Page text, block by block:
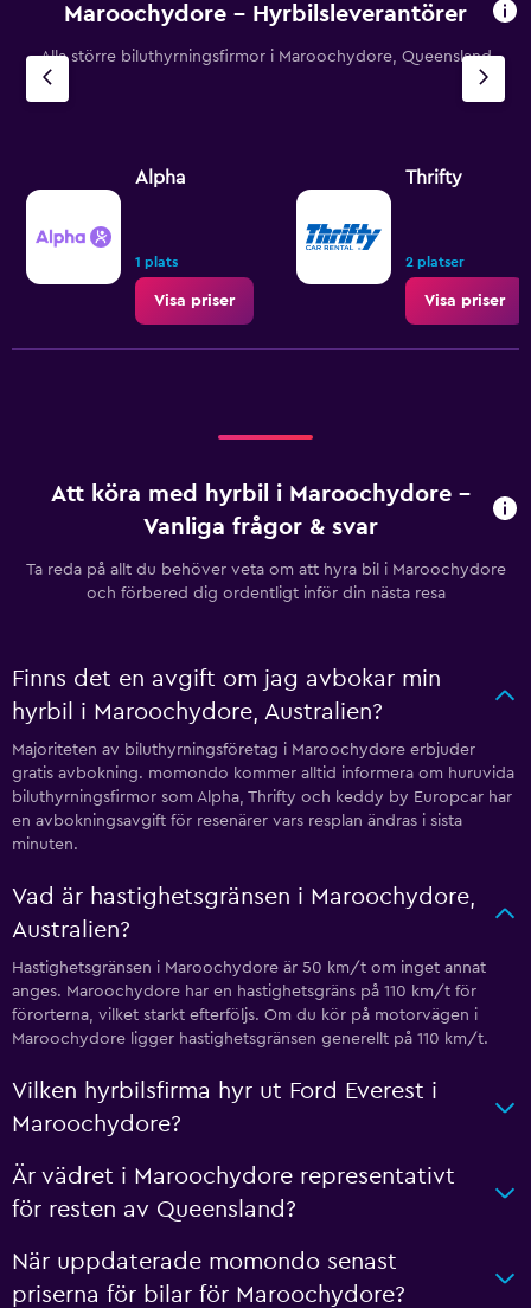
Maroochydore – Hyrbilsleverantörer
Alla större biluthyrningsfirmor i Maroochydore, Queensland
Alpha
1 plats
Visa priser
Thrifty
2 platser
Visa priser
Att köra med hyrbil i Maroochydore –
Vanliga frågor & svar
Ta reda på allt du behöver veta om att hyra bil i Maroochydore
och förbered dig ordentligt inför din nästa resa
Finns det en avgift om jag avbokar min
hyrbil i Maroochydore, Australien?
Majoriteten av biluthyrningsföretag i Maroochydore erbjuder
gratis avbokning. momondo kommer alltid informera om huruvida
biluthyrningsfirmor som Alpha, Thrifty och keddy by Europcar har
en avbokningsavgift för resenärer vars resplan ändras i sista
minuten.
Vad är hastighetsgränsen i Maroochydore,
Australien?
Hastighetsgränsen i Maroochydore är 50 km/t om inget annat
anges. Maroochydore har en hastighetsgräns på 110 km/t för
förorterna, vilket starkt efterföljs. Om du kör på motorvägen i
Maroochydore ligger hastighetsgränsen generellt på 110 km/t.
Vilken hyrbilsfirma hyr ut Ford Everest i
Maroochydore?
Är vädret i Maroochydore representativt
för resten av Queensland?
När uppdaterade momondo senast
priserna för bilar för Maroochydore?